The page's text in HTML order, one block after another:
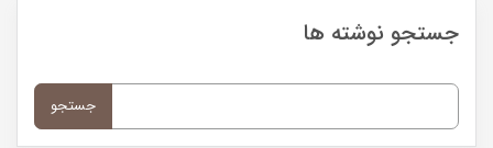
جستجو نوشته ها
برای: